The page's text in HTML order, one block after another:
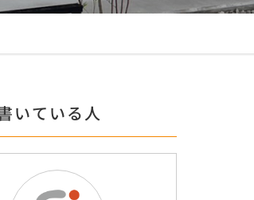
いている人